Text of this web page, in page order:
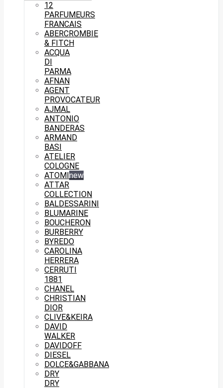
12
PARFUMEURS
FRANCAIS
ABERCROMBIE
& FITCH
ACQUA
DI
PARMA
AFNAN
AGENT
PROVOCATEUR
AJMAL
ANTONIO
BANDERAS
ARMAND
BASI
ATELIER
COLOGNE
ATOMI new
ATTAR
COLLECTION
BALDESSARINI
BLUMARINE
BOUCHERON
BURBERRY
BYREDO
CAROLINA
HERRERA
CERRUTI
1881
CHANEL
CHRISTIAN
DIOR
CLIVE&KEIRA
DAVID
WALKER
DAVIDOFF
DIESEL
DOLCE&GABBANA
DRY
DRY